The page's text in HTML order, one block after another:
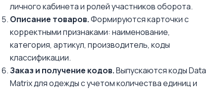
личного кабинета и ролей участников оборота.
Описание товаров.Формируются карточки с
корректными признаками: наименование,
категория, артикул, производитель, коды
классификации.
Заказ и получение кодов.Выпускаются коды Data
Matrix для одежды с учетом количества единиц и